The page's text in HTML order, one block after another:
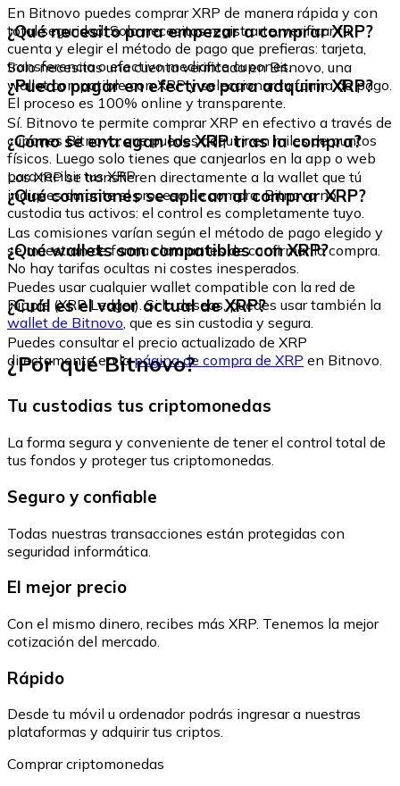
En Bitnovo puedes comprar XRP de manera rápida y con
total seguridad. Solo necesitas registrarte, verificar tu
cuenta y elegir el método de pago que prefieras: tarjeta,
transferencia o efectivo mediante cupones.
¿Qué necesito para empezar a comprar XRP?
Solo necesitas una cuenta verificada en Bitnovo, una
wallet compatible con XRP y seleccionar tu forma de pago.
El proceso es 100% online y transparente.
¿Puedo pagar en efectivo para adquirir XRP?
Sí. Bitnovo te permite comprar XRP en efectivo a través de
cupones Bitnovo, que puedes adquirir en miles de puntos
físicos. Luego solo tienes que canjearlos en la app o web
para recibir tus XRP
¿Cómo se entregan los XRP tras la compra?
Los XRP se transfieren directamente a la wallet que tú
indiques durante el proceso de compra. Bitnovo no
custodia tus activos: el control es completamente tuyo.
¿Qué comisiones se aplican al comprar XRP?
Las comisiones varían según el método de pago elegido y
se muestran de forma clara antes de confirmar la compra.
No hay tarifas ocultas ni costes inesperados.
¿Qué wallets son compatibles con XRP?
Puedes usar cualquier wallet compatible con la red de
Ripple (XRP Ledger). Si lo deseas, puedes usar también la
wallet de Bitnovo, que es sin custodia y segura.
¿Cuál es el valor actual de XRP?
Puedes consultar el precio actualizado de XRP
directamente en lapágina de compra de XRP en Bitnovo.
¿Por qué Bitnovo?
Tu custodias tus criptomonedas
La forma segura y conveniente de tener el control total de
tus fondos y proteger tus criptomonedas.
Seguro y confiable
Todas nuestras transacciones están protegidas con
seguridad informática.
El mejor precio
Con el mismo dinero, recibes más XRP. Tenemos la mejor
cotización del mercado.
Rápido
Desde tu móvil u ordenador podrás ingresar a nuestras
plataformas y adquirir tus criptos.
Comprar criptomonedas